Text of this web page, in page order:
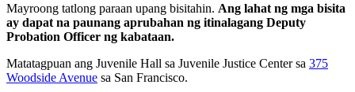
Mayroong tatlong paraan upang bisitahin. Ang lahat ng mga bisita
ay dapat na paunang aprubahan ng itinalagang Deputy
Probation Officer ng kabataan.
Matatagpuan ang Juvenile Hall sa Juvenile Justice Center sa 375
Woodside Avenue sa San Francisco.